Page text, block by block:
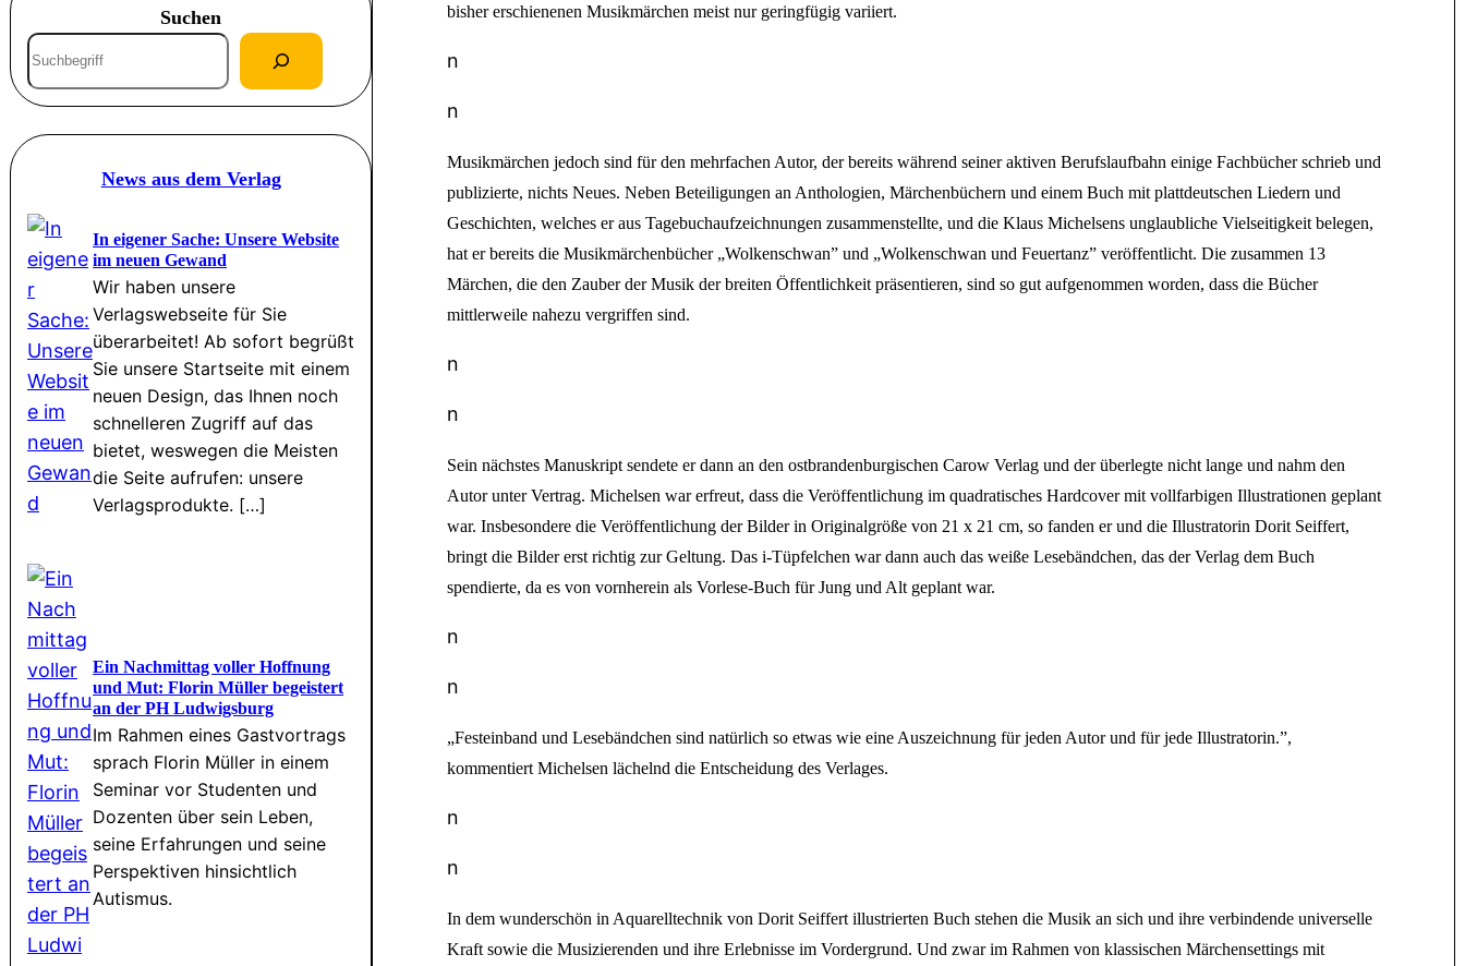
Suchen
S
u
c
h
News aus dem Verlag
In eigener Sache: Unsere Website
im neuen Gewand
Wir haben unsere
Verlagswebseite für Sie
überarbeitet! Ab sofort begrüßt
Sie unsere Startseite mit einem
neuen Design, das Ihnen noch
schnelleren Zugriff auf das
bietet, weswegen die Meisten
die Seite aufrufen: unsere
Verlagsprodukte. […]
Ein Nachmittag voller Hoffnung
und Mut: Florin Müller begeistert
an der PH Ludwigsburg
Im Rahmen eines Gastvortrags
sprach Florin Müller in einem
Seminar vor Studenten und
Dozenten über sein Leben,
seine Erfahrungen und seine
Perspektiven hinsichtlich
Autismus.
bisher erschienenen Musikmärchen meist nur geringfügig variiert.
n
n
Musikmärchen jedoch sind für den mehrfachen Autor, der bereits während seiner aktiven Berufslaufbahn einige Fachbücher schrieb und
publizierte, nichts Neues. Neben Beteiligungen an Anthologien, Märchenbüchern und einem Buch mit plattdeutschen Liedern und
Geschichten, welches er aus Tagebuchaufzeichnungen zusammenstellte, und die Klaus Michelsens unglaubliche Vielseitigkeit belegen,
hat er bereits die Musikmärchenbücher „Wolkenschwan” und „Wolkenschwan und Feuertanz” veröffentlicht. Die zusammen 13
Märchen, die den Zauber der Musik der breiten Öffentlichkeit präsentieren, sind so gut aufgenommen worden, dass die Bücher
mittlerweile nahezu vergriffen sind.
n
n
Sein nächstes Manuskript sendete er dann an den ostbrandenburgischen Carow Verlag und der überlegte nicht lange und nahm den
Autor unter Vertrag. Michelsen war erfreut, dass die Veröffentlichung im quadratisches Hardcover mit vollfarbigen Illustrationen geplant
war. Insbesondere die Veröffentlichung der Bilder in Originalgröße von 21 x 21 cm, so fanden er und die Illustratorin Dorit Seiffert,
bringt die Bilder erst richtig zur Geltung. Das i-Tüpfelchen war dann auch das weiße Lesebändchen, das der Verlag dem Buch
spendierte, da es von vornherein als Vorlese-Buch für Jung und Alt geplant war.
n
n
„Festeinband und Lesebändchen sind natürlich so etwas wie eine Auszeichnung für jeden Autor und für jede Illustratorin.”,
kommentiert Michelsen lächelnd die Entscheidung des Verlages.
n
n
In dem wunderschön in Aquarelltechnik von Dorit Seiffert illustrierten Buch stehen die Musik an sich und ihre verbindende universelle
Kraft sowie die Musizierenden und ihre Erlebnisse im Vordergrund. Und zwar im Rahmen von klassischen Märchensettings mit